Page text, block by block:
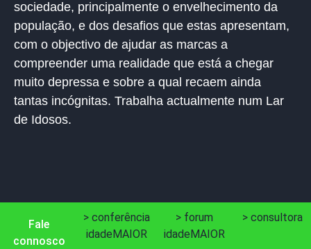
sociedade, principalmente o envelhecimento da
população, e dos desafios que estas apresentam,
com o objectivo de ajudar as marcas a
compreender uma realidade que está a chegar
muito depressa e sobre a qual recaem ainda
tantas incógnitas. Trabalha actualmente num Lar
de Idosos.
Fale
connosco
> conferência
idadeMAIOR
> forum
idadeMAIOR
> consultora